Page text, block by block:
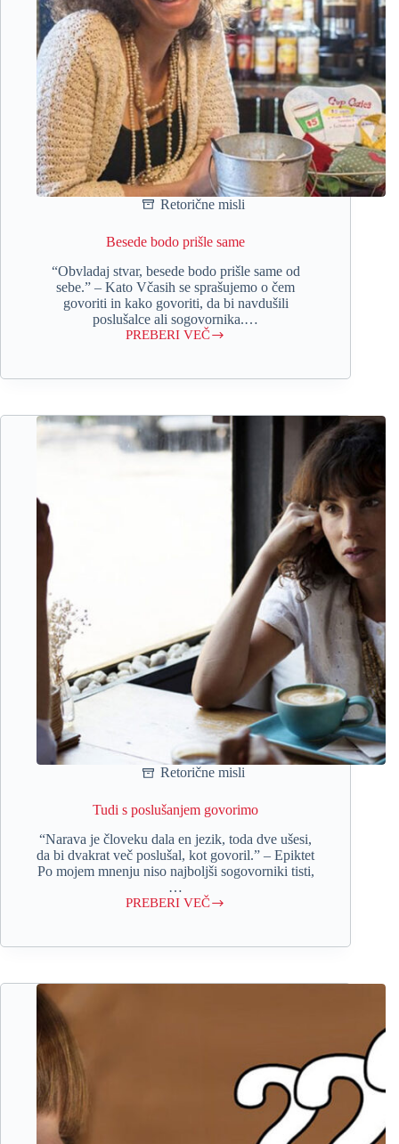
Retorične misli
Besede bodo prišle same
“Obvladaj stvar, besede bodo prišle same od
sebe.” – Kato Včasih se sprašujemo o čem
govoriti in kako govoriti, da bi navdušili
poslušalce ali sogovornika.…
PREBERI VEČ
Besede
Retorične misli
Tudi s poslušanjem govorimo
“Narava je človeku dala en jezik, toda dve ušesi,
da bi dvakrat več poslušal, kot govoril.” – Epiktet
Po mojem mnenju niso najboljši sogovorniki tisti,
…
PREBERI VEČ
Tudi